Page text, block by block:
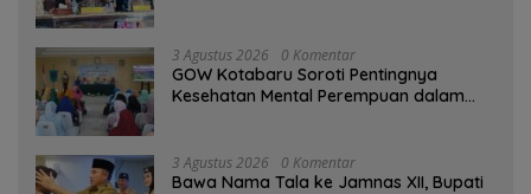
3 Agustus 2026 0 Komentar
GOW Kotabaru Soroti Pentingnya
Kesehatan Mental Perempuan dalam
3 Agustus 2026 0 Komentar
Bawa Nama Tala ke Jamnas XII, Bupati